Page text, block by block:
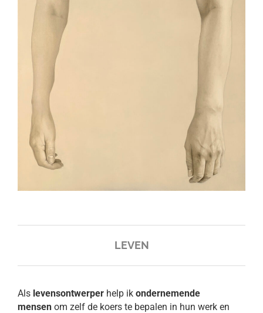
LEVEN
Als levensontwerper help ik ondernemende
mensen om zelf de koers te bepalen in hun werk en